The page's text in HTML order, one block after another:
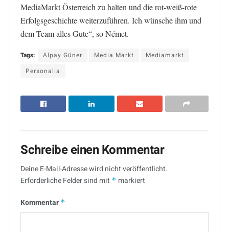
MediaMarkt Österreich zu halten und die rot-weiß-rote
Erfolgsgeschichte weiterzuführen. Ich wünsche ihm und
dem Team alles Gute“, so Német.
Tags: Alpay Güner Media Markt
Mediamarkt
Personalia
Schreibe einen Kommentar
Deine E-Mail-Adresse wird nicht veröffentlicht.
Erforderliche Felder sind mit * markiert
Kommentar *